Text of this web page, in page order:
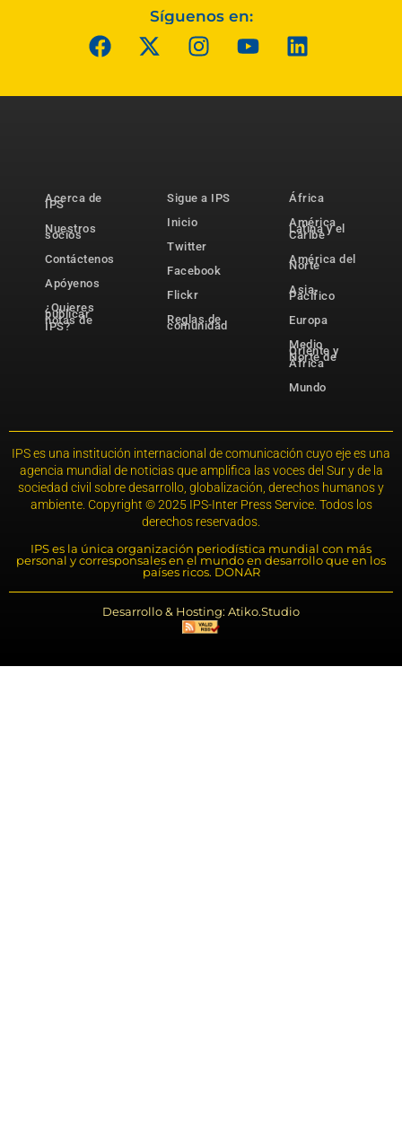
Síguenos en:
Acerca de
IPS
Nuestros
socios
Contáctenos
Apóyenos
¿Quieres
publicar
notas de
IPS?
Sigue a IPS
Inicio
Twitter
Facebook
Flickr
Reglas de
comunidad
África
América
Latina y el
Caribe
América del
Norte
Asia-
Pacífico
Europa
Medio
Oriente y
Norte de
África
Mundo
IPS es una institución internacional de comunicación cuyo eje es una
agencia mundial de noticias que amplifica las voces del Sur y de la
sociedad civil sobre desarrollo, globalización, derechos humanos y
ambiente. Copyright © 2025 IPS-Inter Press Service. Todos los
derechos reservados.
IPS es la única organización periodística mundial con más
personal y corresponsales en el mundo en desarrollo que en los
países ricos. DONAR
Desarrollo & Hosting: Atiko.Studio